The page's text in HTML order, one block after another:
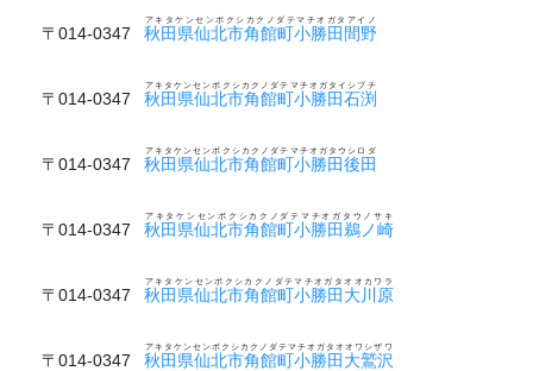
〒014-0347 秋田県仙北市角館町小勝田間野
アキタケンセンボクシカクノダテマチオガタアイノ
〒014-0347 秋田県仙北市角館町小勝田石渕
アキタケンセンボクシカクノダテマチオガタイシブチ
〒014-0347 秋田県仙北市角館町小勝田後田
アキタケンセンボクシカクノダテマチオガタウシロダ
〒014-0347 秋田県仙北市角館町小勝田鵜ノ崎
アキタケンセンボクシカクノダテマチオガタウノサキ
〒014-0347 秋田県仙北市角館町小勝田大川原
アキタケンセンボクシカクノダテマチオガタオオカワラ
〒014-0347 秋田県仙北市角館町小勝田大鷲沢
アキタケンセンボクシカクノダテマチオガタオオワシザワ